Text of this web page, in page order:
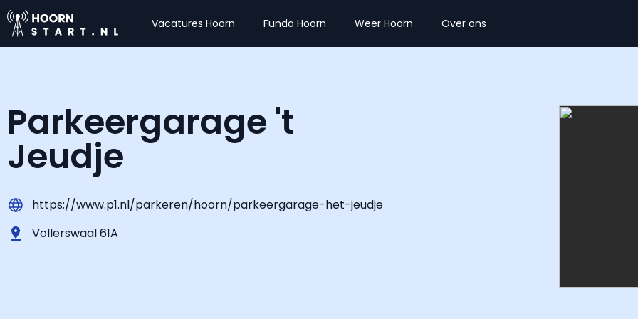
Vacatures Hoorn Funda Hoorn Weer Hoorn Over ons
Parkeergarage 't
Jeudje
https://www.p1.nl/parkeren/hoorn/parkeergarage-het-jeudje
Vollerswaal 61A